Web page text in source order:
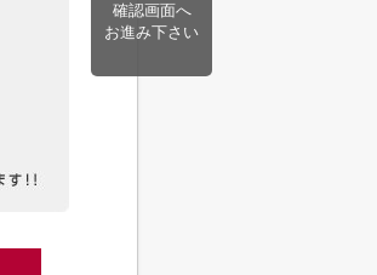
確認画面へ
お進み下さい